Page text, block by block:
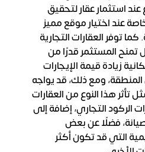
استثمار عقار لتحقيق
عند اختيار موقع مميز
توفر العقارات التجارية
تمنح المستثمر قدرًا من
زيادة قيمة الإيجارات
ومع ذلك، قد يواجه
تأثر هذا النوع من العقارات
الركود التجاري، إضافة إلى
فضلًا عن بعض
التي قد تكون أكثر